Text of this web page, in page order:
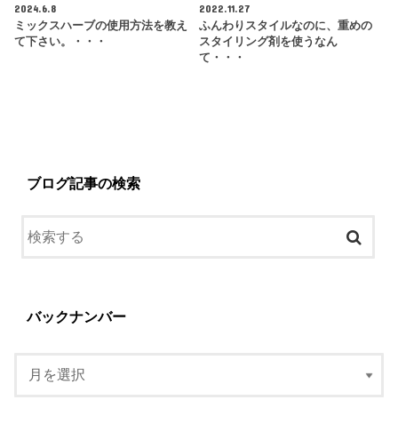
2024.6.8
ミックスハーブの使用方法を教え
て下さい。・・・
2022.11.27
ふんわりスタイルなのに、重めの
スタイリング剤を使うなん
て・・・
ブログ記事の検索
バックナンバー